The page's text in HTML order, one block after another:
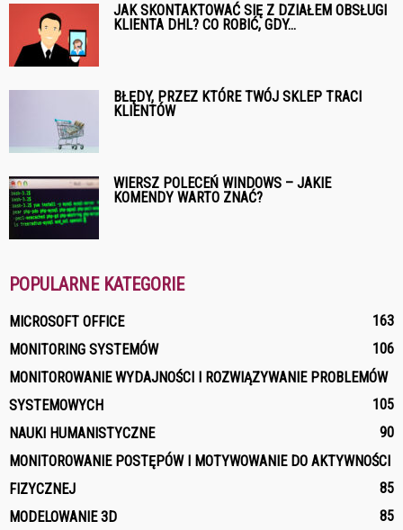
JAK SKONTAKTOWAĆ SIĘ Z DZIAŁEM OBSŁUGI
KLIENTA DHL? CO ROBIĆ, GDY...
BŁĘDY, PRZEZ KTÓRE TWÓJ SKLEP TRACI
KLIENTÓW
WIERSZ POLECEŃ WINDOWS – JAKIE
KOMENDY WARTO ZNAĆ?
POPULARNE KATEGORIE
MICROSOFT OFFICE
163
MONITORING SYSTEMÓW
106
MONITOROWANIE WYDAJNOŚCI I ROZWIĄZYWANIE PROBLEMÓW
SYSTEMOWYCH
105
NAUKI HUMANISTYCZNE
90
MONITOROWANIE POSTĘPÓW I MOTYWOWANIE DO AKTYWNOŚCI
FIZYCZNEJ
85
MODELOWANIE 3D
85